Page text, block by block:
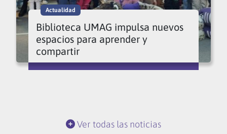
Actualidad
Biblioteca UMAG impulsa nuevos
espacios para aprender y
compartir
Ver todas las noticias